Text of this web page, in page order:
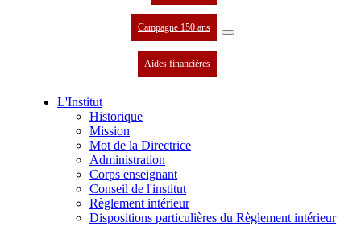
Campagne 150 ans
Aides financières
L'Institut
Historique
Mission
Mot de la Directrice
Administration
Corps enseignant
Conseil de l'institut
Règlement intérieur
Dispositions particulières du Règlement intérieur